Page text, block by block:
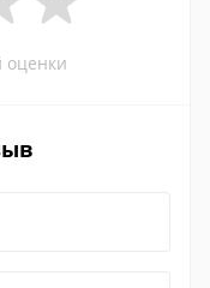
оценки